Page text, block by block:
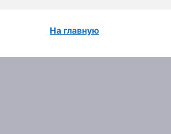
На главную